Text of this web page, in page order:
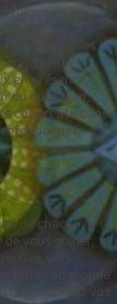
riche
de belles
en présence,
du quotidien,
cohérente dans
de chacun,
vous guider,
vers
au monde
en éclairant vos